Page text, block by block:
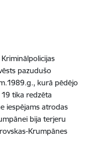
pazudušo
kurā pēdējo
19 tika redzēta
iespējams atrodas
bija terjeru
Krumpānes